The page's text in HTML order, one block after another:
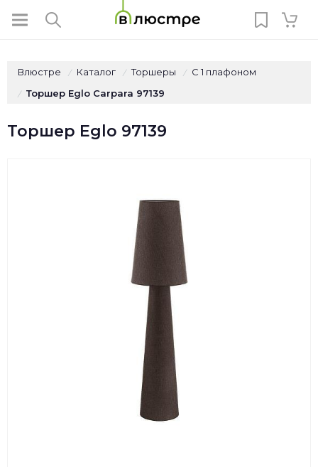
Влюстре / Каталог / Торшеры / С 1 плафоном
/ Торшер Eglo Carpara 97139
Торшер Eglo 97139